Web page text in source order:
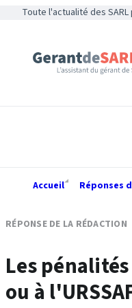
Toute l'actualité des
Accueil Réponses
RÉPONSE DE LA RÉDACTION
Les
ou à